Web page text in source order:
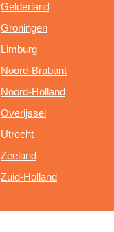
Gelderland
Groningen
Limburg
Noord-Brabant
Noord-Holland
Overijssel
Utrecht
Zeeland
Zuid-Holland